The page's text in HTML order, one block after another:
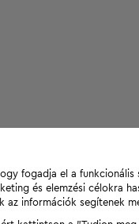
fogadja el a
és elemzési célokra
az információk segítenek